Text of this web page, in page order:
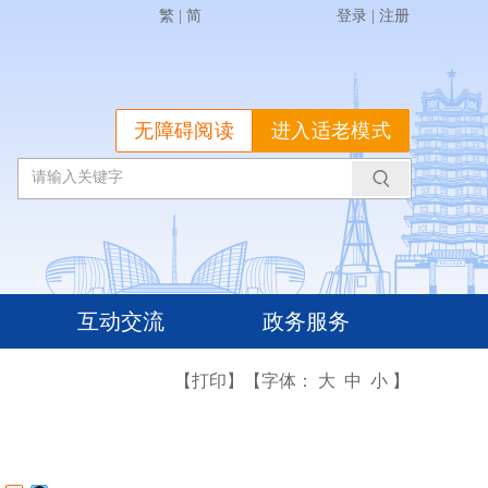
繁 简 登录 注册
进入适老模式
无障碍阅读
互动交流 政务服务
【打印】 【字体： 大 中 小 】